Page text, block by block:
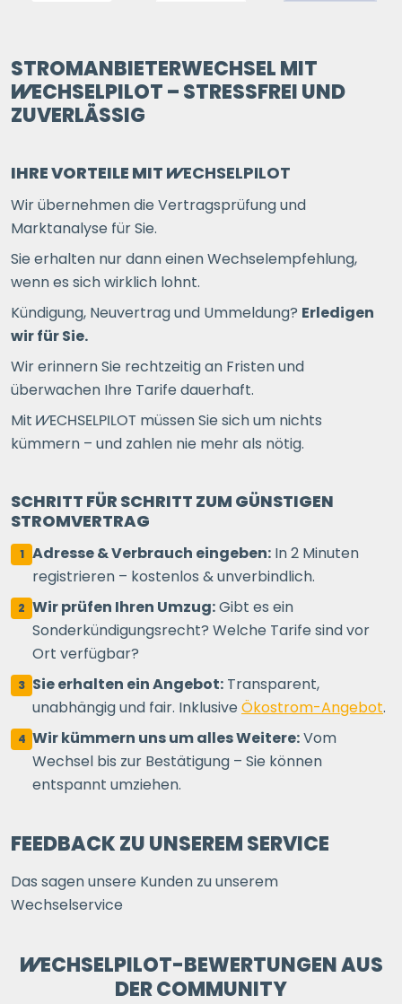
STROMANBIETERWECHSEL MIT
WECHSELPILOT– STRESSFREI UND
ZUVERLÄSSIG
IHRE VORTEILE MIT WECHSELPILOT
Wir übernehmen die Vertragsprüfung und
Marktanalyse für Sie.
Sie erhalten nur dann einen Wechselempfehlung,
wenn es sich wirklich lohnt.
Kündigung, Neuvertrag und Ummeldung? Erledigen
wir für Sie.
Wir erinnern Sie rechtzeitig an Fristen und
überwachen Ihre Tarife dauerhaft.
Mit WECHSELPILOT müssen Sie sich um nichts
kümmern – und zahlen nie mehr als nötig.
SCHRITT FÜR SCHRITT ZUM GÜNSTIGEN
STROMVERTRAG
1 Adresse & Verbrauch eingeben: In 2 Minuten
registrieren – kostenlos & unverbindlich.
2 Wir prüfen Ihren Umzug:Gibt es ein
Sonderkündigungsrecht? Welche Tarife sind vor
Ort verfügbar?
3 Sie erhalten ein Angebot: Transparent,
unabhängig und fair. Inklusive Ökostrom-Angebot.
4 Wir kümmern uns um alles Weitere:Vom
Wechsel bis zur Bestätigung – Sie können
entspannt umziehen.
FEEDBACK ZU UNSEREM SERVICE
Das sagen unsere Kunden zu unserem
Wechselservice
WECHSELPILOT-BEWERTUNGEN AUS
DER COMMUNITY